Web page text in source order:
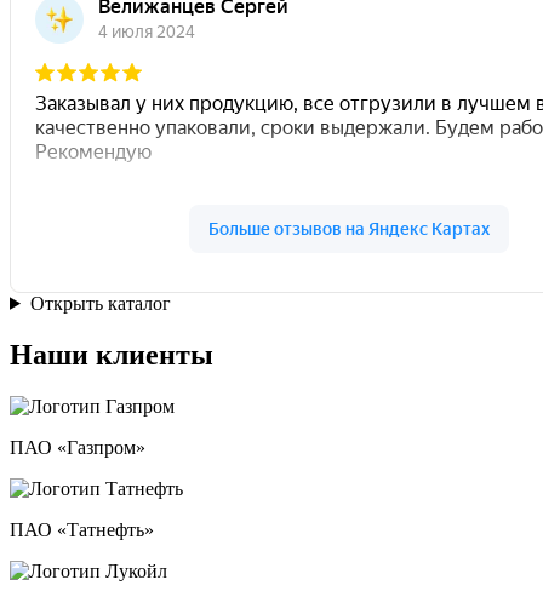
Открыть каталог
Наши клиенты
ПАО «Газпром»
ПАО «Татнефть»